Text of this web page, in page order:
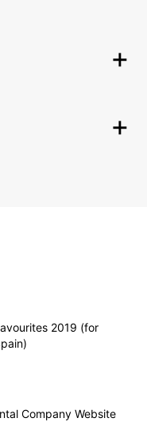
2019 (for
Company Website